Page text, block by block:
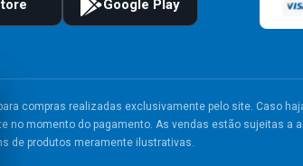
compras realizadas exclusivamente pelo site. Caso
no momento do pagamento. As vendas estão sujeitas a
de produtos meramente ilustrativas.